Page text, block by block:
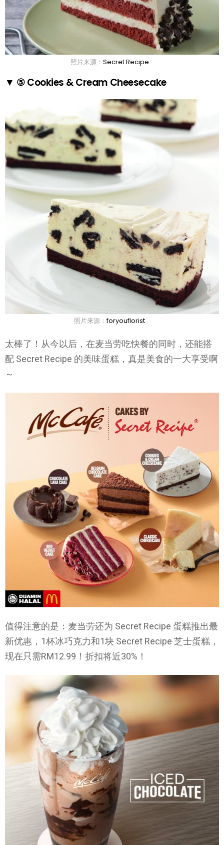
照片来源： Secret Recipe
▼ ⑤ Cookies & Cream Cheesecake
照片来源：foryouflorist
太棒了！从今以后，在麦当劳吃快餐的同时，还能搭
配 Secret Recipe 的美味蛋糕，真是美食的一大享受啊
～
值得注意的是：麦当劳还为 Secret Recipe 蛋糕推出最
新优惠，1杯冰巧克力和1块 Secret Recipe 芝士蛋糕，
现在只需RM12.99！折扣将近30%！